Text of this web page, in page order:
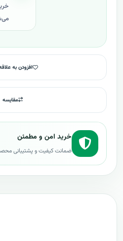
افزودن به
مقایسه
خرید امن و مطمئن
ضمانت کیفیت و پشتیبانی